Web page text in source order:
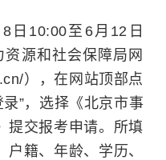
日10:00至6月12日
源和社会保障局网
），在网站顶部点
录”，选择《北京市事
提交报考申请。所填
籍、年龄、学历、